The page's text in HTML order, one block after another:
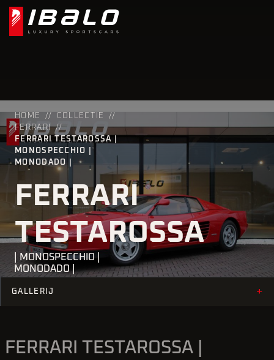
HOME
COLLECTIE
FERRARI
FERRARI TESTAROSSA |
MONOSPECCHIO |
MONODADO |
FERRARI
TESTAROSSA
| MONOSPECCHIO |
MONODADO |
GALLERIJ +
FERRARI TESTAROSSA |